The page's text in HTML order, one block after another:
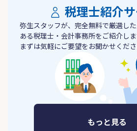
税理士紹介
弥生スタッフが、完全無料で厳選し
ある税理士・会計事務所をご紹介しま
まずは気軽にご要望をお聞かせくださ
もっと見る